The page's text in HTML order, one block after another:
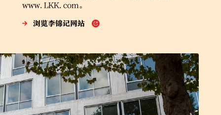
www.LKK.com。
浏览李锦记网站